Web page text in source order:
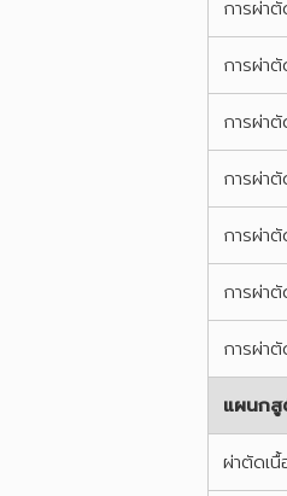
การผ่า
การผ่า
การผ่า
การผ่า
การผ่า
การผ่า
การผ่า
แผนกสู
ผ่าตัดเ